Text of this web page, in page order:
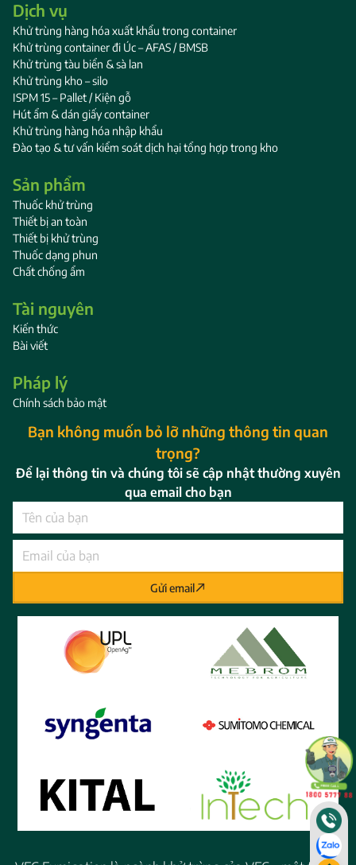
Dịch vụ
Khử trùng hàng hóa xuất khẩu trong container
Khử trùng container đi Úc – AFAS / BMSB
Khử trùng tàu biển & sà lan
Khử trùng kho – silo
ISPM 15 – Pallet / Kiện gỗ
Hút ẩm & dán giấy container
Khử trùng hàng hóa nhập khẩu
Đào tạo & tư vấn kiểm soát dịch hại tổng hợp trong kho
Sản phẩm
Thuốc khử trùng
Thiết bị an toàn
Thiết bị khử trùng
Thuốc dạng phun
Chất chống ẩm
Tài nguyên
Kiến thức
Bài viết
Pháp lý
Chính sách bảo mật
Bạn không muốn bỏ lỡ những thông tin quan
trọng?
Để lại thông tin và chúng tôi sẽ cập nhật thường xuyên
qua email cho bạn
Gửi email